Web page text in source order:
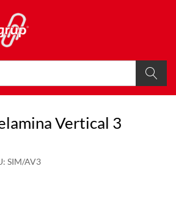
Buscar
Vertical 3
SIM/AV3